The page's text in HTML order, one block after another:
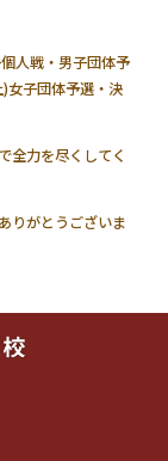
人戦・男子団体予
女子団体予選・決
全力を尽くしてく
りがとうございま